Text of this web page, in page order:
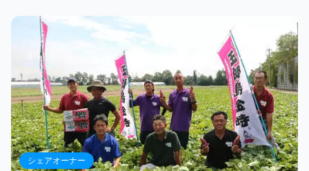
シェアオーナー